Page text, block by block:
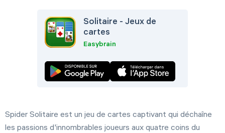
Solitaire - Jeux de
cartes
Easybrain
Spider Solitaire est un jeu de cartes captivant qui déchaîne
les passions d'innombrables joueurs aux quatre coins du